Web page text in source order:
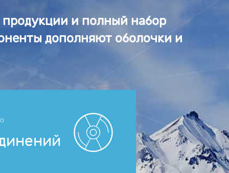
и полный набор
дополняют оболочки и